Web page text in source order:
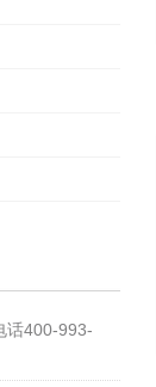
话400-993-